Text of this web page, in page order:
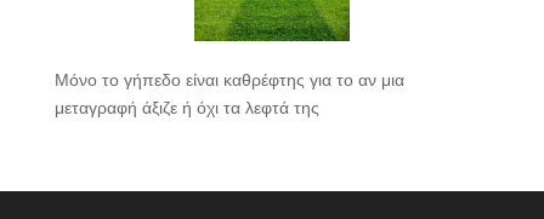
Μόνο το γήπεδο είναι καθρέφτης για το αν μια
μεταγραφή άξιζε ή όχι τα λεφτά της